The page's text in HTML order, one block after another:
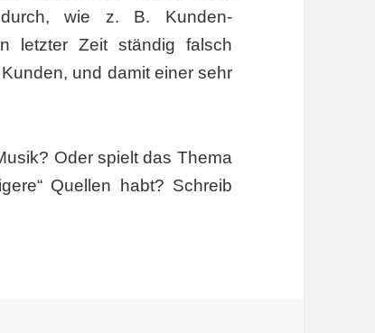
wie z. B. Kunden-
letzter Zeit ständig falsch
und damit einer sehr
Oder spielt das Thema
Quellen habt? Schreib